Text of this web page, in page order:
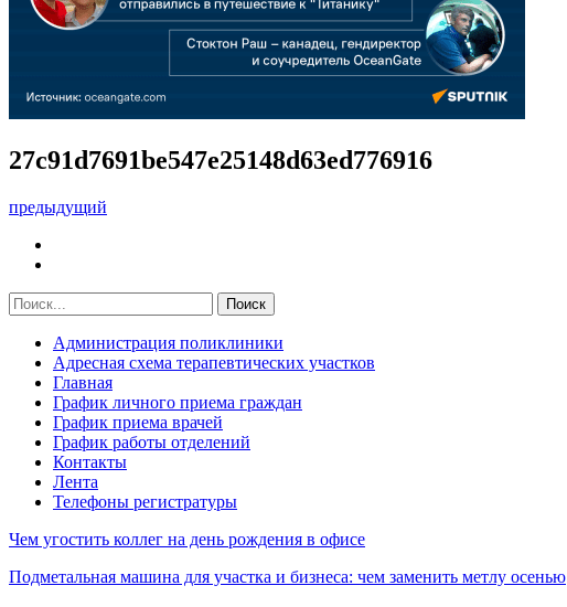
27c91d7691be547e25148d63ed776916
предыдущий
Администрация поликлиники
Адресная схема терапевтических участков
Главная
График личного приема граждан
График приема врачей
График работы отделений
Контакты
Лента
Телефоны регистратуры
Чем угостить коллег на день рождения в офисе
Подметальная машина для участка и бизнеса: чем заменить метлу осенью